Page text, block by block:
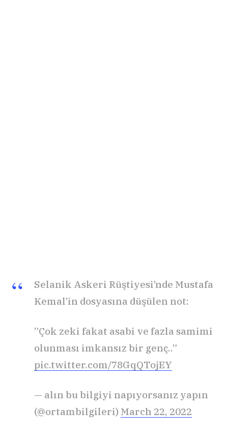
Selanik Askeri Rüştiyesi’nde Mustafa
Kemal’in dosyasına düşülen not:
”Çok zeki fakat asabi ve fazla samimi
olunması imkansız bir genç..”
pic.twitter.com/78GqQTojEY
— alın bu bilgiyi napıyorsanız yapın
(@ortambilgileri) March 22, 2022